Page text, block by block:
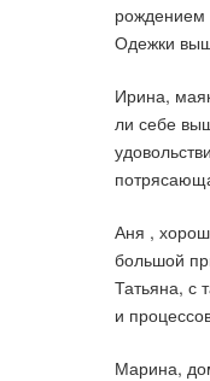
рождением
Одежки
Ирина,
ли себе
Аня ,
большой
Татьяна, с
и
Марина,